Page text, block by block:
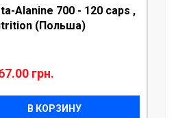
Alanine 700 - 120 caps ,
(Польша)
грн.
В КОРЗИНУ